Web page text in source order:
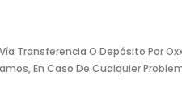
Transferencia O Depósito Por
En Caso De Cualquier